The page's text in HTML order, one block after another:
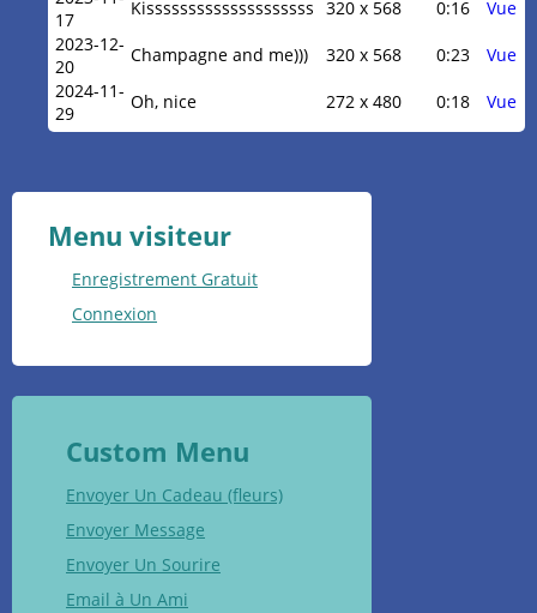
17
Kissssssssssssssssssss 320 x 568 0:16
Vue
2023-12-
20
Champagne and me))) 320 x 568 0:23
Vue
2024-11-
29
Oh, nice 272 x 480 0:18 Vue
Menu visiteur
Enregistrement Gratuit
Connexion
Custom Menu
Envoyer Un Cadeau (fleurs)
Envoyer Message
Envoyer Un Sourire
Email à Un Ami